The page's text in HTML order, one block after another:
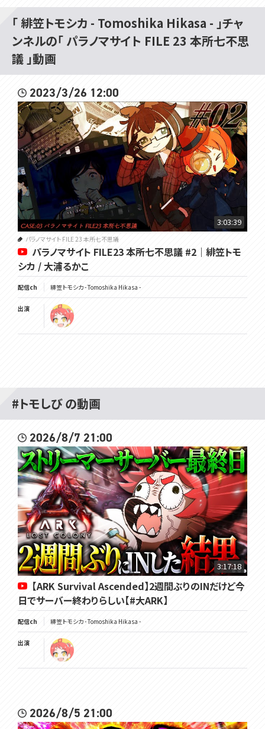
名探偵になりたい再生リスト｜ https://www.youtube.com/playlist?l
ist=PLShwbdwZFm3pk-KhtoeeBliHQja4wEBTr
+ パラノマサイト FILE23 本所七不思議
+ WEB｜https://www.jp.square-enix.com/paranormasight/
+ (C) 2023 SQUARE ENIX CO., LTD. All Rights Reserved.
+ 記載されている会社名・製品名・システム名などは、各社の商標、ま
たは登録商標です
▽▽▽
はじめまして！VOMSの緋笠トモシカです！
楽しいこといっぱいするよ！
仲良くしてね～
▽毎週日曜日13時からは定期雑談配信
★9月VOMSグッズのお知らせ★
9/21の緋笠トモシカ生誕祭を祝して、記念グッズを制作いたしました！
受注生産・常設グッズとなりますので、お気軽にお買い求めください。
▼ショップページはこちら
https://voms.booth.pm
★VOMS Merch for September★
In celebration of Tomoshika Hikasa's birthday on 9/21, we've pro
duced some commemorative goods!
https://www.youtube.com/channel/UC3vzVK_N_SUVKqbX69L_X4
g/join
▽チャンネル登録よろしくね
https://www.youtube.com/channel/UC3vzVK_N_SUVKqbX69L_X4
g
▽ツイッターはここ
https://twitter.com/Tomoshika_H
▽公式サイト
https://voms.net/
#トモしび
「 緋笠トモシカ - Tomoshika Hikasa - 」チャ
ンネルの「 パラノマサイト FILE 23 本所七不思
議 」動画
2023/3/26 12:00
3:03:39
パラノマサイト FILE 23 本所七不思議
パラノマサイト FILE23 本所七不思議 #2｜緋笠トモ
シカ / 大浦るかこ
配信ch 緋笠トモシカ - Tomoshika Hikasa -
出演
#トモしび の動画
2026/8/7 21:00
3:17:18
【ARK Survival Ascended】2週間ぶりのINだけど今
日でサーバー終わりらしい【#大ARK】
配信ch 緋笠トモシカ - Tomoshika Hikasa -
出演
2026/8/5 21:00